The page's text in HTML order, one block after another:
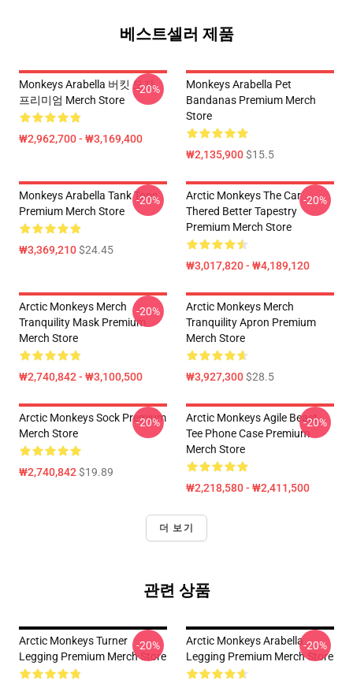
베스트셀러 제품
Monkeys Arabella 버킷 모자
프리미엄 Merch Store
₩2,962,700 - ₩3,169,400
-20%
Monkeys Arabella Pet
Bandanas Premium Merch
Store
₩2,135,900$15.5
Monkeys Arabella Tank Tops
Premium Merch Store
₩3,369,210$24.45
-20%
Arctic Monkeys The Car
Thered Better Tapestry
Premium Merch Store
₩3,017,820 - ₩4,189,120
-20%
Arctic Monkeys Merch
Tranquility Mask Premium
Merch Store
₩2,740,842 - ₩3,100,500
-20%
Arctic Monkeys Merch
Tranquility Apron Premium
Merch Store
₩3,927,300$28.5
Arctic Monkeys Sock Premium
Merch Store
₩2,740,842$19.89
-20%
Arctic Monkeys Agile Beast
Tee Phone Case Premium
Merch Store
₩2,218,580 - ₩2,411,500
-20%
더 보기
관련 상품
Arctic Monkeys Turner
Legging Premium Merch Store
-20%
Arctic Monkeys Arabella
Legging Premium Merch Store
-20%